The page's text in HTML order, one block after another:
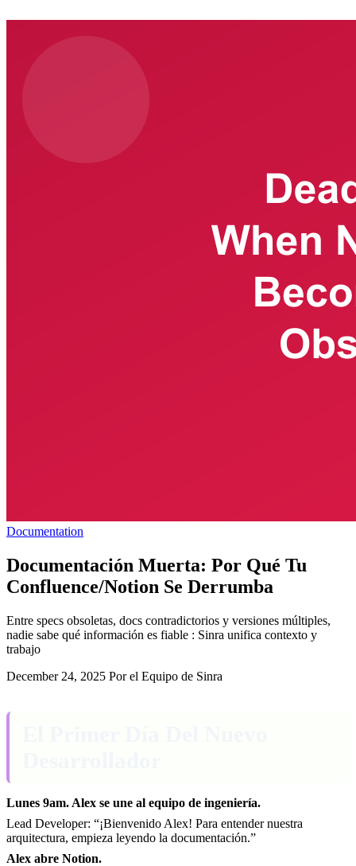
Documentation
Documentación Muerta: Por Qué Tu
Confluence/Notion Se Derrumba
Entre specs obsoletas, docs contradictorios y versiones múltiples,
nadie sabe qué información es fiable : Sinra unifica contexto y
trabajo
December 24, 2025 Por el Equipo de Sinra
Lunes 9am. Alex se une al equipo de ingeniería.
Lead Developer: “¡Bienvenido Alex! Para entender nuestra
arquitectura, empieza leyendo la documentación.”
Alex abre Notion.